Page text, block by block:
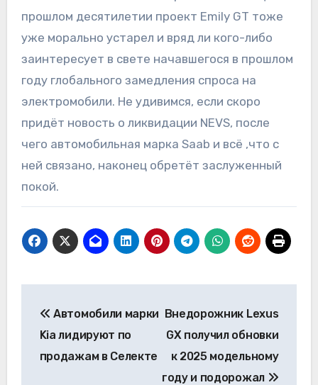
прошлом десятилетии проект Emily GT тоже
уже морально устарел и вряд ли кого-либо
заинтересует в свете начавшегося в прошлом
году глобального замедления спроса на
электромобили. Не удивимся, если скоро
придёт новость о ликвидации NEVS, после
чего автомобильная марка Saab и всё ,что с
ней связано, наконец обретёт заслуженный
покой.
по
записям
Автомобили марки
Kia лидируют по
продажам в Селекте
Внедорожник Lexus
GX получил обновки
к 2025 модельному
году и подорожал